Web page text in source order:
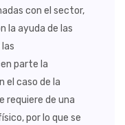
con el sector,
la ayuda de las
parte la
el caso de la
requiere de una
por lo que se